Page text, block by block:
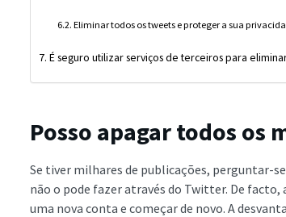
Eliminar todos os tweets e proteger a sua
É seguro utilizar serviços de terceiros para
Posso apagar todos os
Se tiver milhares de publicações, perguntar-
não o pode fazer através do Twitter. De
uma nova conta e começar de novo. A